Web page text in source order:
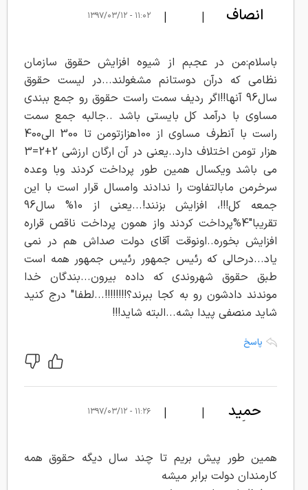
انصاف |
| ۱۱:۰۲ - ۱۳۹۷/۰۳/۱۲
باسلام:من در عجبم از شیوه افزایش حقوق سازمان
نظامی که درآن دوستانم مشغولند...در لیست حقوق
سال96 آنها!!اگر ردیف سمت راست حقوق رو جمع ببندی
مساوی با درآمد کل بایستی باشد ..جالبه جمع سمت
راست با آنطرف مساوی از 100هزازتومن تا 300 الی400
هزار تومن اختلاف دارد..یعنی در آن ارگان ارزشی 2+2=3
می باشد ویکسال همین طور پرداخت کردند وبا وعده
سرخرمن مابالتفاوت را ندادند وامسال قرار است با این
جمعه کل!!!، افزایش بزنند!...یعنی از 10% سال96
تقریبا"4%پرداخت کردند واز همون پرداخت ناقص قراره
افزایش بخوره..اونوقت آقای دولت صداش هم در نمی
یاد...درحالی که رئیس جمهور رئیس جمهور همه است
طبق حقوق شهروندی که داده بیرون...بندگان خدا
موندند دادشون رو به کجا ببرند؟!!!!!!!!...لطفا" درج کنید
شاید منصفی پیدا بشه...البته شاید!!!
پاسخ
حمید
عسگری
|
| ۱۱:۲۶ - ۱۳۹۷/۰۳/۱۲
همین طور پیش بریم تا چند سال دیگه حقوق همه
کارمندان دولت برابر میشه